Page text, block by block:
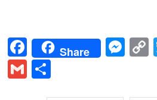
Facebook
Share
GmailShare